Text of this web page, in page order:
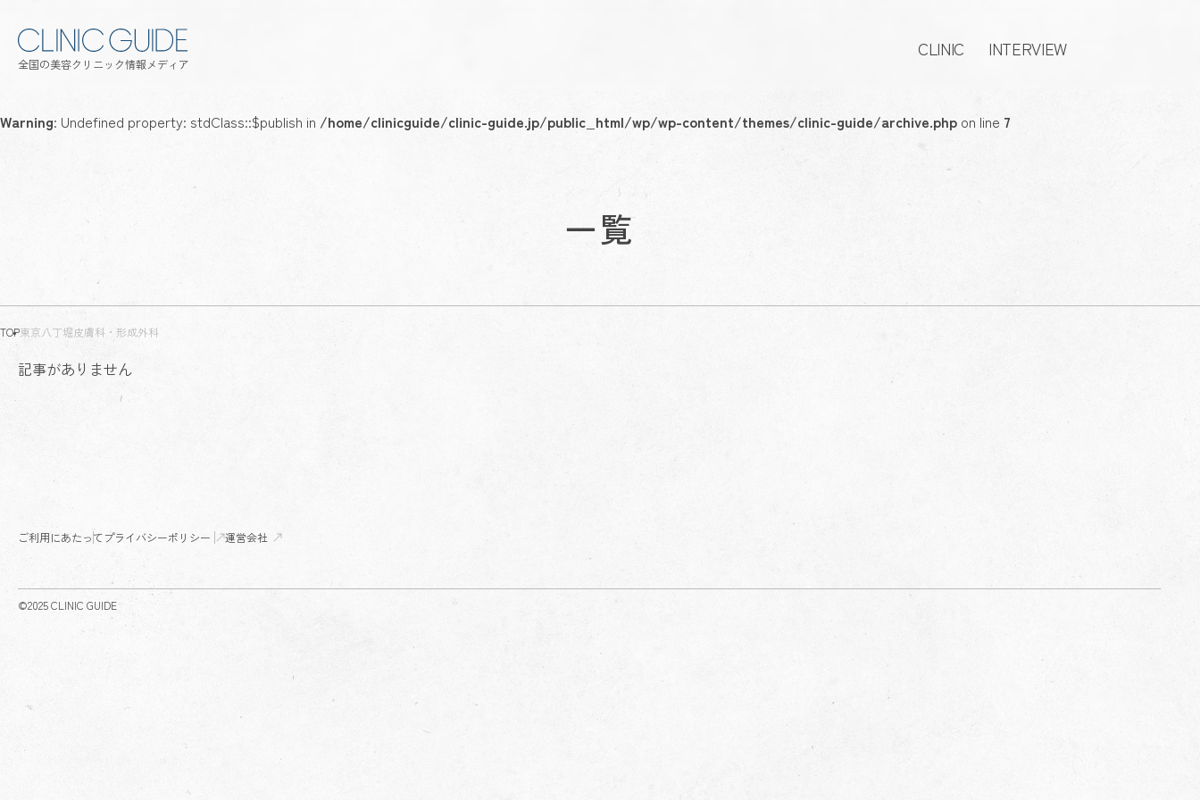
Warning: Undefined property: stdClass::$publish in /home/clinicguide/clinic-guide.jp/public_html/wp/wp-content/themes/clinic-guide/archive.php on line 7
全国の美容クリニック情報メディア
CLINIC INTERVIEW
一覧
TOP東京八丁堀皮膚科・形成外科
記事がありません
ご利用にあたってプライバシーポリシー 運営会社
©2025 CLINIC GUIDE